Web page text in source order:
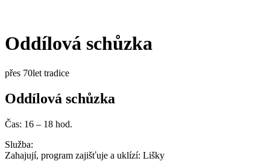
Oddílová schůzka
přes 70let tradice
Oddílová schůzka
Čas: 16 – 18 hod.
Služba:
Zahajují, program zajišťuje a uklízí: Lišky